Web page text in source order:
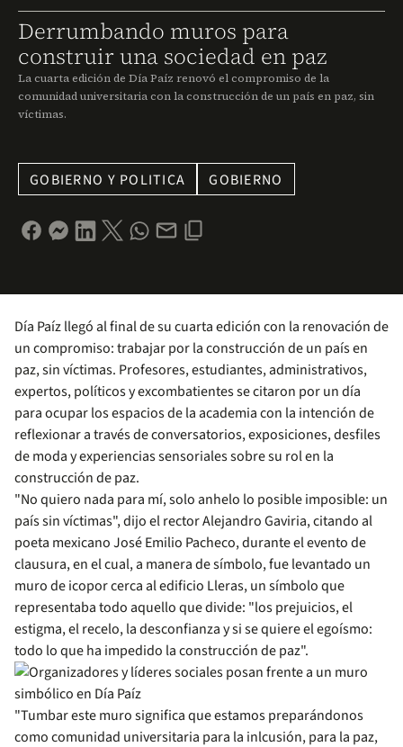
Derrumbando muros para
construir una sociedad en paz
La cuarta edición de Día Paíz renovó el compromiso de la
comunidad universitaria con la construcción de un país en paz, sin
víctimas.
GOBIERNO Y POLITICA GOBIERNO
Día Paíz llegó al final de su cuarta edición con la renovación de
un compromiso: trabajar por la construcción de un país en
paz, sin víctimas. Profesores, estudiantes, administrativos,
expertos, políticos y excombatientes se citaron por un día
para ocupar los espacios de la academia con la intención de
reflexionar a través de conversatorios, exposiciones, desfiles
de moda y experiencias sensoriales sobre su rol en la
construcción de paz.
"No quiero nada para mí, solo anhelo lo posible imposible: un
país sin víctimas", dijo el rector Alejandro Gaviria, citando al
poeta mexicano José Emilio Pacheco, durante el evento de
clausura, en el cual, a manera de símbolo, fue levantado un
muro de icopor cerca al edificio Lleras, un símbolo que
representaba todo aquello que divide: "los prejuicios, el
estigma, el recelo, la desconfianza y si se quiere el egoísmo:
todo lo que ha impedido la construcción de paz".
"Tumbar este muro significa que estamos preparándonos
como comunidad universitaria para la inlcusión, para la paz,